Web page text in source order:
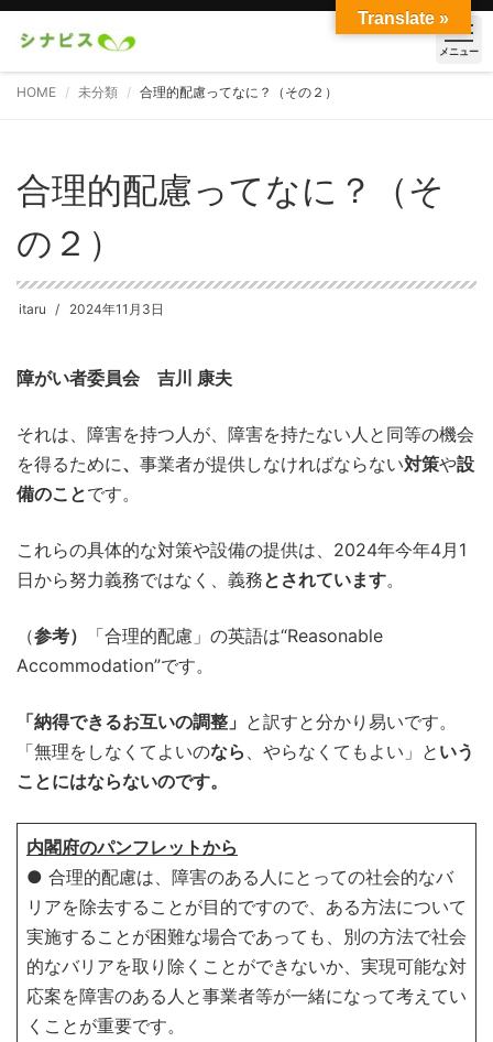
メニュー
HOME 未分類 合理的配慮ってなに？（その２）
合理的配慮ってなに？（そ
の２）
itaru 2024年11月3日
障がい者委員会 吉川 康夫
それは、障害を持つ人が、障害を持たない人と同等の機会
を得るために、 事業者が提供しなければならない対策や設
備のことです。
これらの具体的な対策や設備の提供は、2024年今年4月1
日から努力義務ではなく、義務とされています。
（参考）
「合理的配慮」の英語は“Reasonable
Accommodation”です。
「納得できるお互いの調整」 と訳すと分かり易いです。
「無理をしなくてよいのなら 、やらなくてもよい」と いう
ことにはならないのです。
内閣府のパンフレットから
● 合理的配慮は、障害のある人にとっての社会的なバ
リアを除去することが目的ですので、ある方法について
実施することが困難な場合であっても、別の方法で社会
的なバリアを取り除くことができないか、実現可能な対
応案を障害のある人と事業者等が一緒になって考えてい
くことが重要です。
Translate »